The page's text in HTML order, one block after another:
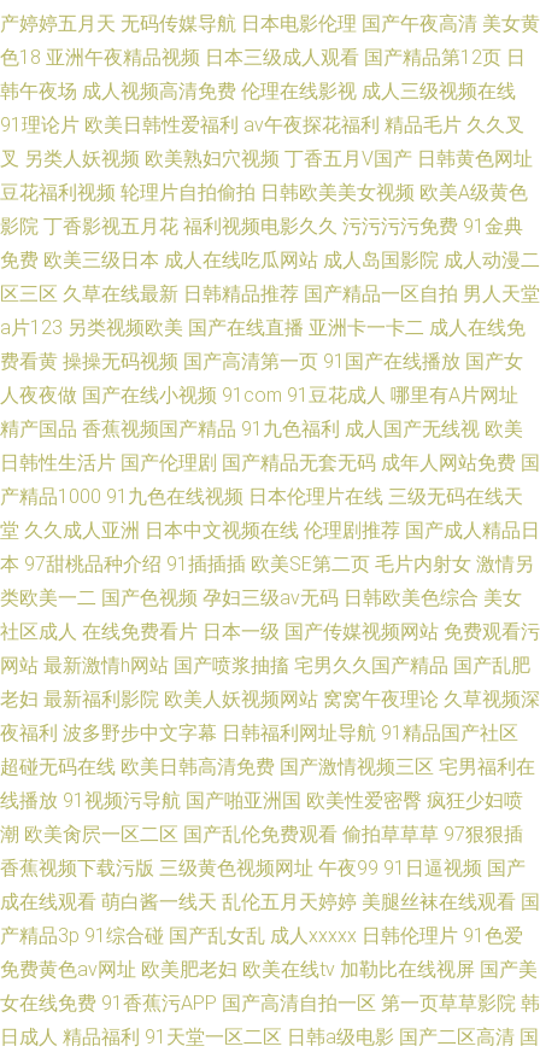
产婷婷五月天 无码传媒导航 日本电影伦理 国产午夜高清 美女黄
色18 亚洲午夜精品视频 日本三级成人观看 国产精品第12页 日
韩午夜场 成人视频高清免费 伦理在线影视 成人三级视频在线
91理论片 欧美日韩性爱福利 av午夜探花福利 精品毛片 久久叉
叉 另类人妖视频 欧美熟妇穴视频 丁香五月V国产 日韩黄色网址
豆花福利视频 轮理片自拍偷拍 日韩欧美美女视频 欧美A级黄色
影院 丁香影视五月花 福利视频电影久久 污污污污免费 91金典
免费 欧美三级日本 成人在线吃瓜网站 成人岛国影院 成人动漫二
区三区 久草在线最新 日韩精品推荐 国产精品一区自拍 男人天堂
a片123 另类视频欧美 国产在线直播 亚洲卡一卡二 成人在线免
费看黄 操操无码视频 国产高清第一页 91国产在线播放 国产女
人夜夜做 国产在线小视频 91com 91豆花成人 哪里有A片网址
精产国品 香蕉视频国产精品 91九色福利 成人国产无线视 欧美
日韩性生活片 国产伦理剧 国产精品无套无码 成年人网站免费 国
产精品1000 91九色在线视频 日本伦理片在线 三级无码在线天
堂 久久成人亚洲 日本中文视频在线 伦理剧推荐 国产成人精品日
本 97甜桃品种介绍 91插插插 欧美SE第二页 毛片内射女 激情另
类欧美一二 国产色视频 孕妇三级av无码 日韩欧美色综合 美女
社区成人 在线免费看片 日本一级 国产传媒视频网站 免费观看污
网站 最新激情h网站 国产喷浆抽搐 宅男久久国产精品 国产乱肥
老妇 最新福利影院 欧美人妖视频网站 窝窝午夜理论 久草视频深
夜福利 波多野步中文字幕 日韩福利网址导航 91精品国产社区
超碰无码在线 欧美日韩高清免费 国产激情视频三区 宅男福利在
线播放 91视频污导航 国产啪亚洲国 欧美性爱密臀 疯狂少妇喷
潮 欧美肏屄一区二区 国产乱伦免费观看 偷拍草草草 97狠狠插
香蕉视频下载污版 三级黄色视频网址 午夜99 91日逼视频 国产
成在线观看 萌白酱一线天 乱伦五月天婷婷 美腿丝袜在线观看 国
产精品3p 91综合碰 国产乱女乱 成人xxxxx 日韩伦理片 91色爱
免费黄色av网址 欧美肥老妇 欧美在线tv 加勒比在线视屏 国产美
女在线免费 91香蕉污APP 国产高清自拍一区 第一页草草影院 韩
日成人 精品福利 91天堂一区二区 日韩a级电影 国产二区高清 国